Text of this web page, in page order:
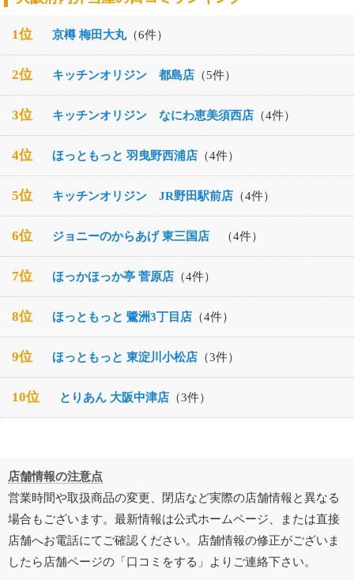
1位 京樽 梅田大丸（6件）
2位 キッチンオリジン 都島店 （5件）
3位 キッチンオリジン なにわ恵美須西店 （4件）
4位 ほっともっと 羽曳野西浦店 （4件）
5位 キッチンオリジン JR野田駅前店 （4件）
6位 ジョニーのからあげ 東三国店 （4件）
7位 ほっかほっか亭 菅原店 （4件）
8位 ほっともっと 鷺洲3丁目店 （4件）
9位 ほっともっと 東淀川小松店 （3件）
10位 とりあん 大阪中津店 （3件）
店舗情報の注意点
営業時間や取扱商品の変更、閉店など実際の店舗情報と異なる
場合もございます。最新情報は公式ホームページ、または直接
店舗へお電話にてご確認ください。店舗情報の修正がございま
したら店舗ページの「口コミをする」よりご連絡下さい。